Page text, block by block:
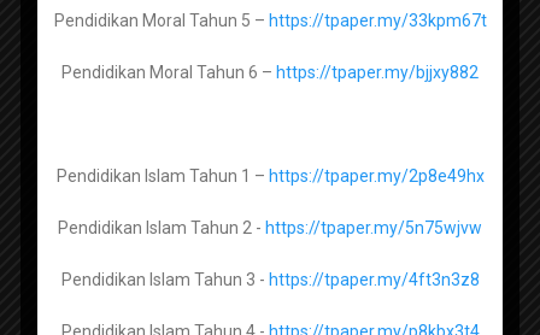
RPH PPKI RENDAH MENENGAH 2026
REKOD PERSEDIAAN MENGAJAR (FAIL RPH)
https://tpaper.my/4m37per6
https://tpaper.my/2rmyv4f9
Lughah Arabiah Muasirah Tingkatan 1 –
https://tpaper.my/y43a94wd
Pendidikan Moral Tahun 5 – https://tpaper.my/33kpm67t
Pendidikan Moral Tahun 6 – https://tpaper.my/bjjxy882
Pendidikan Islam Tahun 1 – https://tpaper.my/2p8e49hx
Pendidikan Islam Tahun 2 - https://tpaper.my/5n75wjvw
Pendidikan Islam Tahun 3 - https://tpaper.my/4ft3n3z8